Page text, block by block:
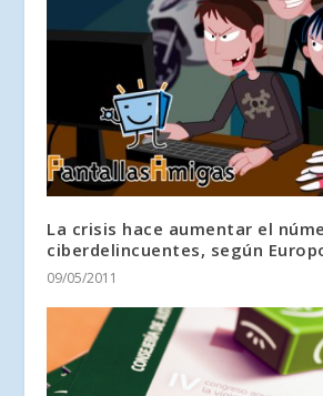
La crisis hace aumentar el
ciberdelincuentes, según
09/05/2011